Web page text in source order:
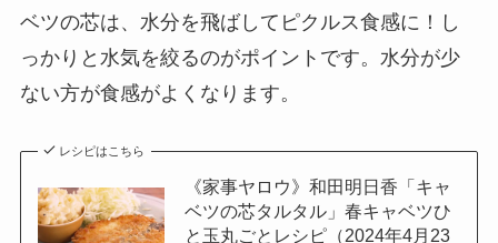
ベツの芯は、水分を飛ばしてピクルス食感に！し
っかりと水気を絞るのがポイントです。水分が少
ない方が食感がよくなります。
レシピはこちら
《家事ヤロウ》和田明日香「キャ
ベツの芯タルタル」春キャベツひ
と玉丸ごとレシピ（2024年4月23